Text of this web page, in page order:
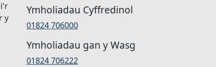
y
Ymholiadau Cyffredinol
01824 706000
Ymholiadau gan y Wasg
01824 706222